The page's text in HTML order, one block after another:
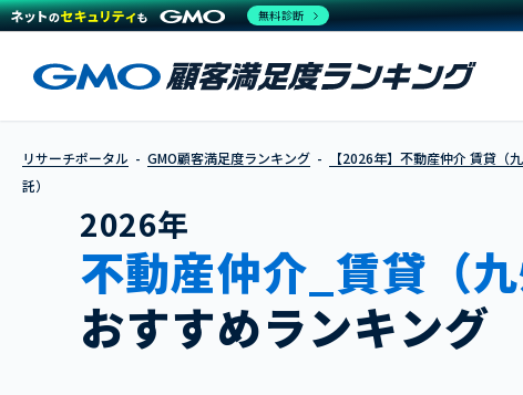
リサーチポータル GMO顧客満足度ランキング 【2026年】不動産仲介 賃貸（九
託）
2026年
不動産仲介_賃貸（九
おすすめランキング
無料診断